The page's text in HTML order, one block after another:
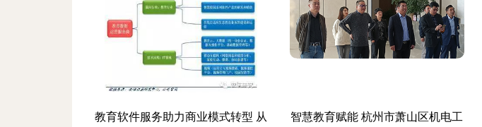
教育软件服务助力商业模式转型 从
智慧教育赋能 杭州市萧山区机电工